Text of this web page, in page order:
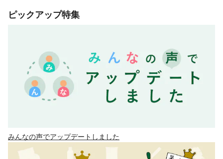
ピックアップ特集
みんなの声でアップデートしました